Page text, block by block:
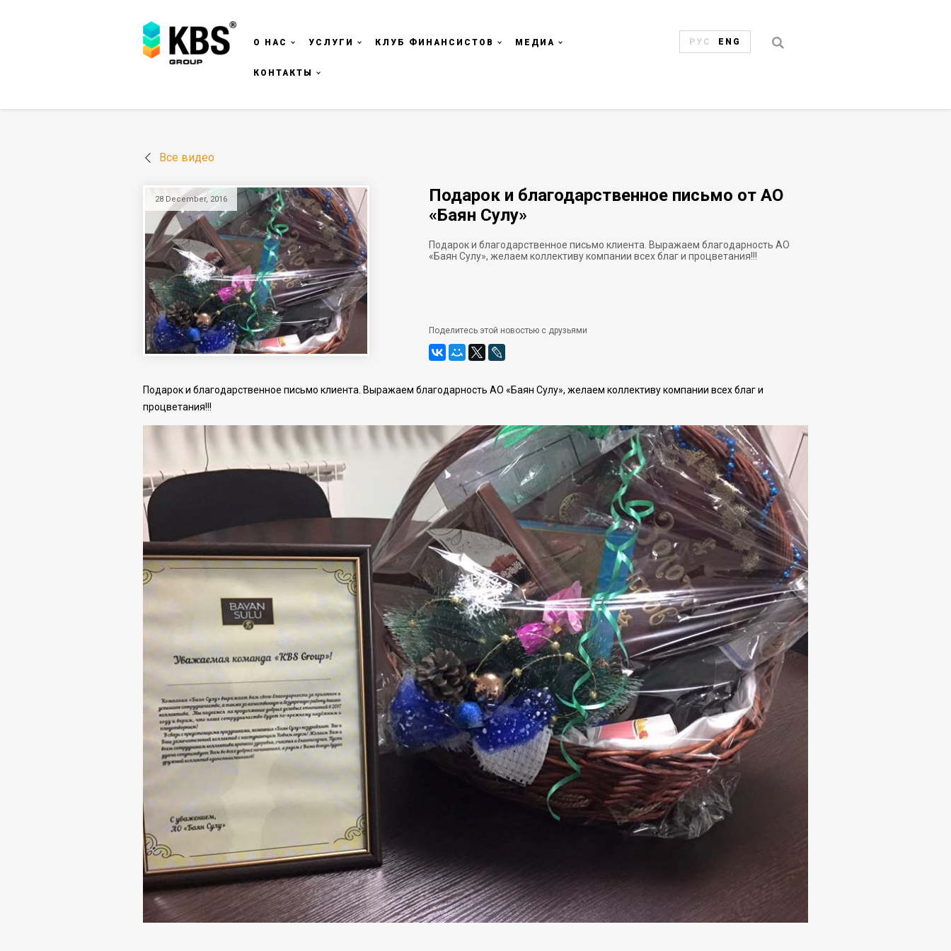
О НАС УСЛУГИ КЛУБ ФИНАНСИСТОВ МЕДИА
КОНТАКТЫ
РУС ENG
Все видео
28 December, 2016
Подарок и благодарственное письмо от АО
«Баян Сулу»
Подарок и благодарственное письмо клиента. Выражаем благодарность АО
«Баян Сулу», желаем коллективу компании всех благ и процветания!!!
Поделитесь этой новостью с друзьями
Подарок и благодарственное письмо клиента. Выражаем благодарность АО «Баян Сулу», желаем коллективу компании всех благ и
процветания!!!